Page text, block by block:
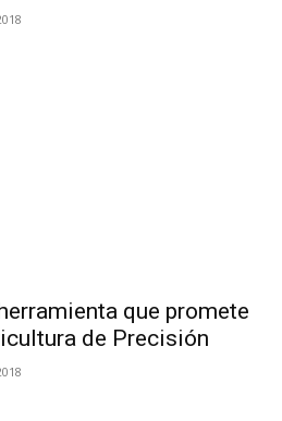
que promete
de Precisión